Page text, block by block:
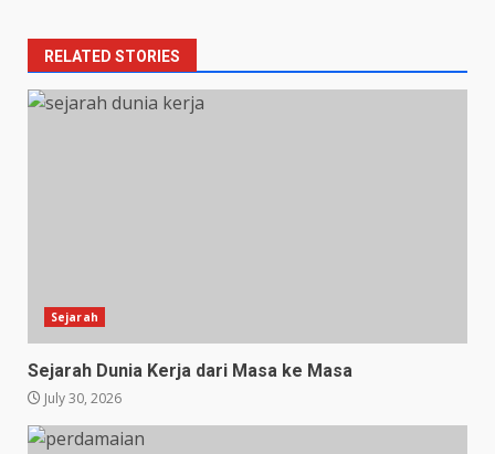
RELATED STORIES
Sejarah
Sejarah Dunia Kerja dari Masa ke Masa
July 30, 2026